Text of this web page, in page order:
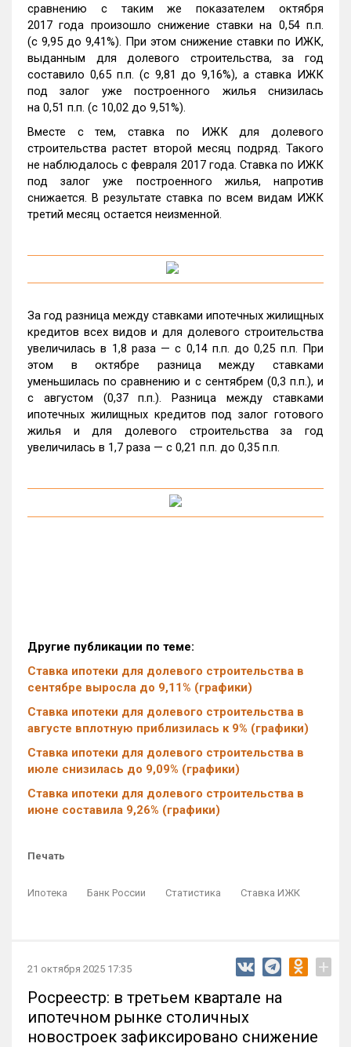
сравнению с таким же показателем октября
2017 года произошло снижение ставки на 0,54 п.п.
(с 9,95 до 9,41%). При этом снижение ставки по ИЖК,
выданным для долевого строительства, за год
составило 0,65 п.п. (с 9,81 до 9,16%), а ставка ИЖК
под залог уже построенного жилья снизилась
на 0,51 п.п. (с 10,02 до 9,51%).
Вместе с тем, ставка по ИЖК для долевого
строительства растет второй месяц подряд. Такого
не наблюдалось с февраля 2017 года. Ставка по ИЖК
под залог уже построенного жилья, напротив
снижается. В результате ставка по всем видам ИЖК
третий месяц остается неизменной.
За год разница между ставками ипотечных жилищных
кредитов всех видов и для долевого строительства
увеличилась в 1,8 раза —с 0,14 п.п. до 0,25 п.п. При
этом в октябре разница между ставками
уменьшилась по сравнению и с сентябрем (0,3 п.п.), и
с августом (0,37 п.п.). Разница между ставками
ипотечных жилищных кредитов под залог готового
жилья и для долевого строительства за год
увеличилась в 1,7 раза — с 0,21 п.п. до 0,35 п.п.
Другие публикации по теме:
Ставка ипотеки для долевого строительства в
сентябре выросла до 9,11% (графики)
Ставка ипотеки для долевого строительства в
августе вплотную приблизилась к 9% (графики)
Ставка ипотеки для долевого строительства в
июле снизилась до 9,09% (графики)
Ставка ипотеки для долевого строительства в
июне составила 9,26% (графики)
Печать
Ипотека Банк России Статистика Ставка ИЖК
21 октября 2025 17:35 +
Росреестр: в третьем квартале на
ипотечном рынке столичных
новостроек зафиксировано снижение